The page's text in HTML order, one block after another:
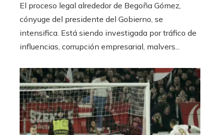
El proceso legal alrededor de Begoña Gómez,
cónyuge del presidente del Gobierno, se
intensifica. Está siendo investigada por tráfico de
influencias, corrupción empresarial, malvers...